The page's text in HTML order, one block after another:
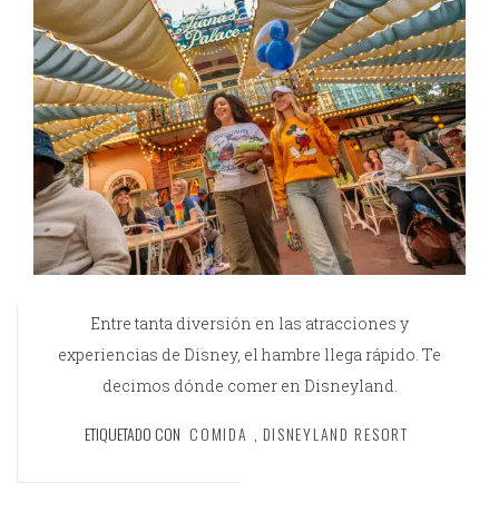
Entre tanta diversión en las atracciones y
experiencias de Disney, el hambre llega rápido. Te
decimos dónde comer en Disneyland.
ETIQUETADO CON COMIDA , DISNEYLAND RESORT